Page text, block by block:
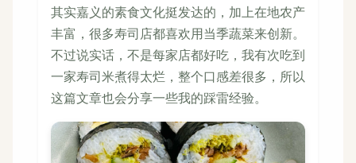
其实嘉义的素食文化挺发达的，加上在地农产
丰富，很多寿司店都喜欢用当季蔬菜来创新。
不过说实话，不是每家店都好吃，我有次吃到
一家寿司米煮得太烂，整个口感差很多，所以
这篇文章也会分享一些我的踩雷经验。